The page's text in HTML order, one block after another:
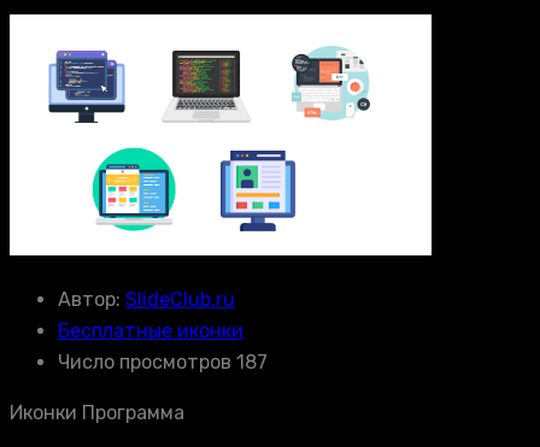
Автор: SlideClub.ru
Бесплатные иконки
Число просмотров 187
Иконки Программа